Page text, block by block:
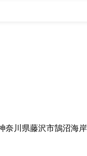
奈川県藤沢市鵠沼海岸